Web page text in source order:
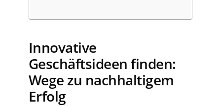
Innovative
Geschäftsideen finden:
Wege zu nachhaltigem
Erfolg